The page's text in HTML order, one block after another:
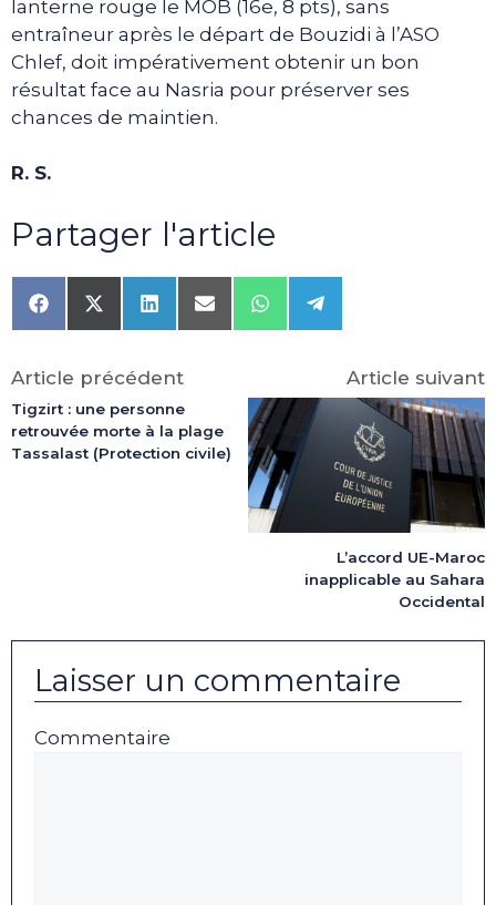
lanterne rouge le MOB (16e, 8 pts), sans
entraîneur après le départ de Bouzidi à l’ASO
Chlef, doit impérativement obtenir un bon
résultat face au Nasria pour préserver ses
chances de maintien.
R. S.
Partager l'article
Share
on
Share
on
(Twitter)
Share
on
Share
on
Share
on
Share
on
Article précédent
Tigzirt : une personne
retrouvée morte à la plage
Tassalast (Protection civile)
Article suivant
L’accord UE-Maroc
inapplicable au Sahara
Occidental
Laisser un commentaire
Commentaire